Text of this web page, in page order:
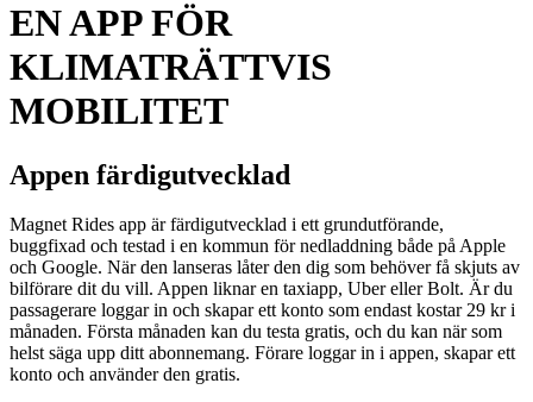
EN APP FÖR
KLIMATRÄTTVIS
MOBILITET
Appen färdigutvecklad
Magnet Rides app är färdigutvecklad i ett grundutförande,
buggfixad och testad i en kommun för nedladdning både på Apple
och Google. När den lanseras låter den dig som behöver få skjuts av
bilförare dit du vill. Appen liknar en taxiapp, Uber eller Bolt. Är du
passagerare loggar in och skapar ett konto som endast kostar 29 kr i
månaden. Första månaden kan du testa gratis, och du kan när som
helst säga upp ditt abonnemang. Förare loggar in i appen, skapar ett
konto och använder den gratis.